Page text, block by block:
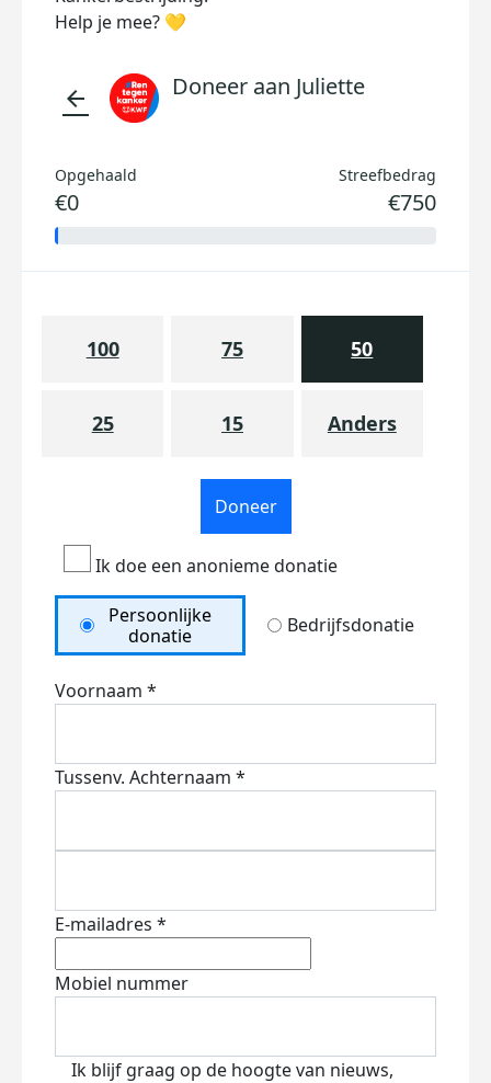
Help je mee? 💛
arrow_back Doneer aan Juliette
Opgehaald
€0
Streefbedrag
€750
100 75 50
25 15 Anders
Doneer
Ik doe een anonieme donatie
Persoonlijke
donatie
Bedrijfsdonatie
Voornaam *
Tussenv. Achternaam *
E-mailadres *
Mobiel nummer
Ik blijf graag op de hoogte van nieuws,